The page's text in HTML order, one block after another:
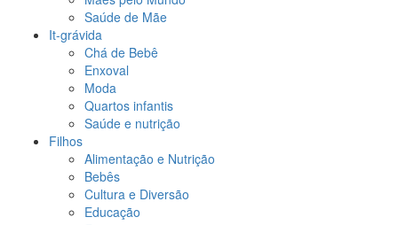
Saúde de Mãe
It-grávida
Chá de Bebê
Enxoval
Moda
Quartos infantis
Saúde e nutrição
Filhos
Alimentação e Nutrição
Bebês
Cultura e Diversão
Educação